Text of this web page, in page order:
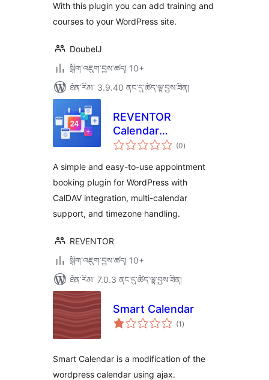
With this plugin you can add training and
courses to your WordPress site.
DoubelJ
སྒྲིག་འཇུག་བྱས་ཚད། 10+
ཐོན་རིམ་ 3.9.40 ནང་དུ་ཚོད་ལྟ་བྱས་ཟིན།
REVENTOR
Calendar
Appointment(0གདེང་
འཇོག་
ཚང་།
)
A simple and easy-to-use appointment
booking plugin for WordPress with
CalDAV integration, multi-calendar
support, and timezone handling.
REVENTOR
སྒྲིག་འཇུག་བྱས་ཚད། 10+
ཐོན་རིམ་ 7.0.3 ནང་དུ་ཚོད་ལྟ་བྱས་ཟིན།
Smart Calendar
(1 གདེང་
འཇོག་
)
Smart Calendar is a modification of the
wordpress calendar using ajax.